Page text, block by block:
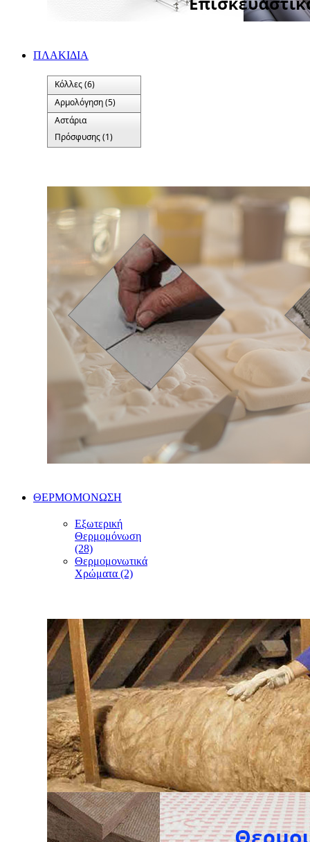
ΠΛΑΚΙΔΙA
Κόλλες (6)
Αρμολόγηση (5)
Αστάρια
Πρόσφυσης (1)
ΘΕΡΜΟΜΟΝΩΣΗ
Εξωτερική
Θερμομόνωση
(28)
Θερμομονωτικά
Χρώματα (2)